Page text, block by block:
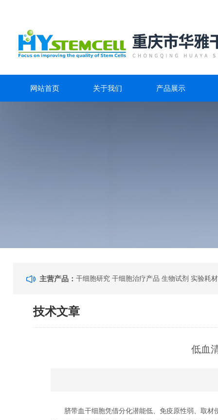
网站首页 关于我们 产品展示
主营产品：干细胞研究 干细胞治疗产品 生物试剂 实验耗
技术文章
低血
脐带血干细胞凭借分化潜能低、免疫原性弱、取材